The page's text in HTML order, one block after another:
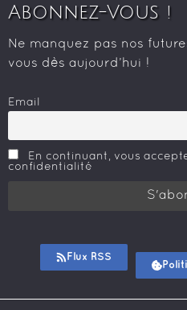
Abonnez-Vous !
Ne manquez pas nos
vous dès aujourd’hui !
Email
En continuant, vous
confidentialité
Flux RSS